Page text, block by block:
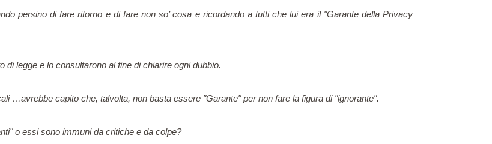
persino di fare ritorno e di fare non so’ cosa e ricordando a tutti che lui era il "Garante della Privacy
di legge e lo consultarono al fine di chiarire ogni dubbio.
…avrebbe capito che, talvolta, non basta essere "Garante" per non fare la figura di "ignorante".
o essi sono immuni da critiche e da colpe?